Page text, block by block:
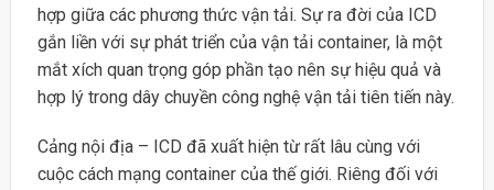
hợp giữa các phương thức vận tải. Sự ra đời của ICD
gắn liền với sự phát triển của vận tải container, là một
mắt xích quan trọng góp phần tạo nên sự hiệu quả và
hợp lý trong dây chuyền công nghệ vận tải tiên tiến này.
Cảng nội địa – ICD đã xuất hiện từ rất lâu cùng với
cuộc cách mạng container của thế giới. Riêng đối với